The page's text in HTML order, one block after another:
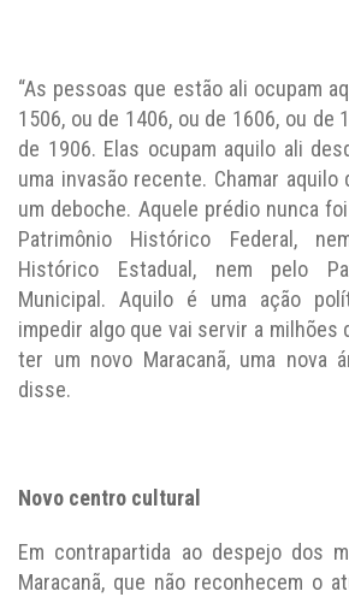
“As pessoas que estão ali ocupam
1506, ou de 1406, ou de 1606, ou de
de 1906. Elas ocupam aquilo ali
uma invasão recente. Chamar aquilo
um deboche. Aquele prédio nunca
Patrimônio Histórico Federal,
Histórico Estadual, nem pelo
Municipal. Aquilo é uma ação
impedir algo que vai servir a milhões
ter um novo Maracanã, uma nova
disse.
Novo centro cultural
Em contrapartida ao despejo dos
Maracanã, que não reconhecem o